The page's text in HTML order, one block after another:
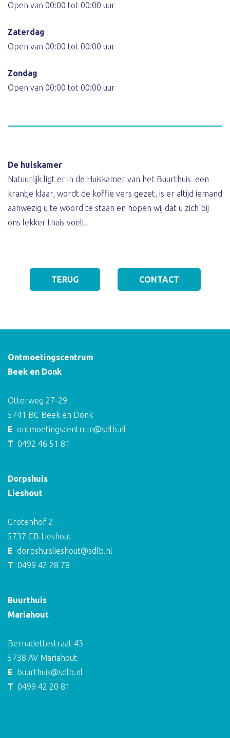
Open van 00:00 tot 00:00 uur
Zaterdag
Open van 00:00 tot 00:00 uur
Zondag
Open van 00:00 tot 00:00 uur
De huiskamer
Natuurlijk ligt er in de Huiskamer van het Buurthuis een
krantje klaar, wordt de koffie vers gezet, is er altijd iemand
aanwezig u te woord te staan en hopen wij dat u zich bij
ons lekker thuis voelt!
TERUG CONTACT
Ontmoetingscentrum
Beek en Donk
Otterweg 27-29
5741 BC Beek en Donk
E ontmoetingscentrum@sdlb.nl
T 0492 46 51 81
Dorpshuis
Lieshout
Grotenhof 2
5737 CB Lieshout
E dorpshuislieshout@sdlb.nl
T 0499 42 28 78
Buurthuis
Mariahout
Bernadettestraat 43
5738 AV Mariahout
E
buurthuis@sdlb.nl
T 0499 42 20 81